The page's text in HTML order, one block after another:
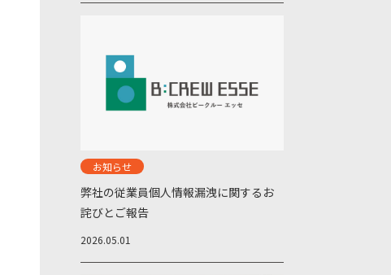
お知らせ
弊社の従業員個人情報漏洩に関するお
詫びとご報告
2026.05.01